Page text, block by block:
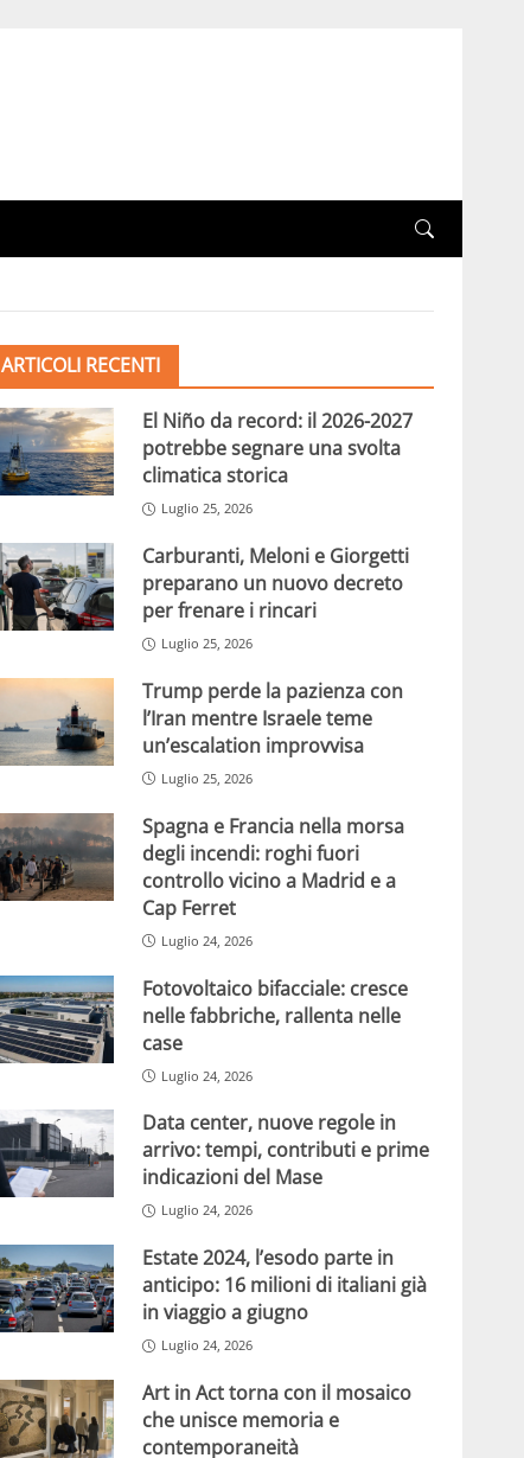
ARTICOLI RECENTI
El Niño da record: il 2026-2027
potrebbe segnare una svolta
climatica storica
Luglio 25, 2026
Carburanti, Meloni e Giorgetti
preparano un nuovo decreto
per frenare i rincari
Luglio 25, 2026
Trump perde la pazienza con
l’Iran mentre Israele teme
un’escalation improvvisa
Luglio 25, 2026
Spagna e Francia nella morsa
degli incendi: roghi fuori
controllo vicino a Madrid e a
Cap Ferret
Luglio 24, 2026
Fotovoltaico bifacciale: cresce
nelle fabbriche, rallenta nelle
case
Luglio 24, 2026
Data center, nuove regole in
arrivo: tempi, contributi e prime
indicazioni del Mase
Luglio 24, 2026
Estate 2024, l’esodo parte in
anticipo: 16 milioni di italiani già
in viaggio a giugno
Luglio 24, 2026
Art in Act torna con il mosaico
che unisce memoria e
contemporaneità